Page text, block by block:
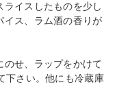
ライスしたものを少し
イス、ラム酒の香りが
のせ、ラップをかけて
下さい。他にも冷蔵庫